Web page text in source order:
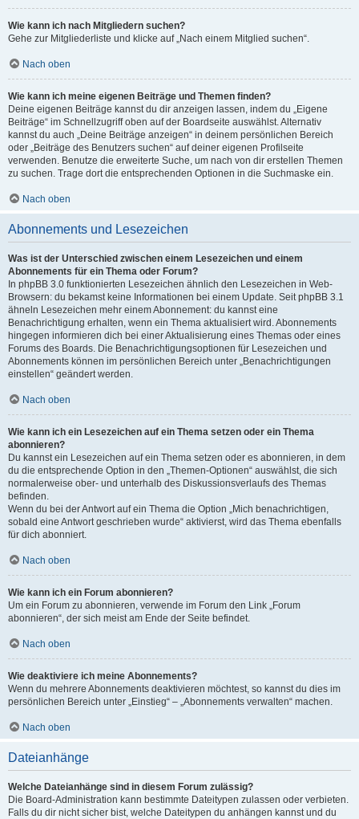
Wie kann ich nach Mitgliedern suchen?
Gehe zur Mitgliederliste und klicke auf „Nach einem Mitglied suchen“.
Nach oben
Wie kann ich meine eigenen Beiträge und Themen finden?
Deine eigenen Beiträge kannst du dir anzeigen lassen, indem du „Eigene
Beiträge“ im Schnellzugriff oben auf der Boardseite auswählst. Alternativ
kannst du auch „Deine Beiträge anzeigen“ in deinem persönlichen Bereich
oder „Beiträge des Benutzers suchen“ auf deiner eigenen Profilseite
verwenden. Benutze die erweiterte Suche, um nach von dir erstellen Themen
zu suchen. Trage dort die entsprechenden Optionen in die Suchmaske ein.
Nach oben
Abonnements und Lesezeichen
Was ist der Unterschied zwischen einem Lesezeichen und einem
Abonnements für ein Thema oder Forum?
In phpBB 3.0 funktionierten Lesezeichen ähnlich den Lesezeichen in Web-
Browsern: du bekamst keine Informationen bei einem Update. Seit phpBB 3.1
ähneln Lesezeichen mehr einem Abonnement: du kannst eine
Benachrichtigung erhalten, wenn ein Thema aktualisiert wird. Abonnements
hingegen informieren dich bei einer Aktualisierung eines Themas oder eines
Forums des Boards. Die Benachrichtigungsoptionen für Lesezeichen und
Abonnements können im persönlichen Bereich unter „Benachrichtigungen
einstellen“ geändert werden.
Nach oben
Wie kann ich ein Lesezeichen auf ein Thema setzen oder ein Thema
abonnieren?
Du kannst ein Lesezeichen auf ein Thema setzen oder es abonnieren, in dem
du die entsprechende Option in den „Themen-Optionen“ auswählst, die sich
normalerweise ober- und unterhalb des Diskussionsverlaufs des Themas
befinden.
Wenn du bei der Antwort auf ein Thema die Option „Mich benachrichtigen,
sobald eine Antwort geschrieben wurde“ aktivierst, wird das Thema ebenfalls
für dich abonniert.
Nach oben
Wie kann ich ein Forum abonnieren?
Um ein Forum zu abonnieren, verwende im Forum den Link „Forum
abonnieren“, der sich meist am Ende der Seite befindet.
Nach oben
Wie deaktiviere ich meine Abonnements?
Wenn du mehrere Abonnements deaktivieren möchtest, so kannst du dies im
persönlichen Bereich unter „Einstieg“ – „Abonnements verwalten“ machen.
Nach oben
Dateianhänge
Welche Dateianhänge sind in diesem Forum zulässig?
Die Board-Administration kann bestimmte Dateitypen zulassen oder verbieten.
Falls du dir nicht sicher bist, welche Dateitypen du anhängen kannst und du